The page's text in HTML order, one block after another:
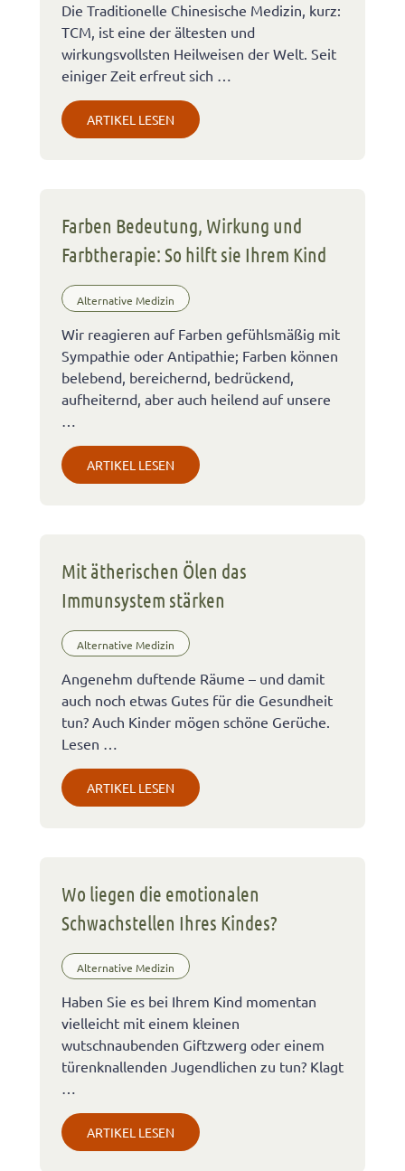
Die Traditionelle Chinesische Medizin, kurz:
TCM, ist eine der ältesten und
wirkungsvollsten Heilweisen der Welt. Seit
einiger Zeit erfreut sich …
ARTIKEL LESEN
Farben Bedeutung, Wirkung und
Farbtherapie: So hilft sie Ihrem Kind
Alternative Medizin
Wir reagieren auf Farben gefühlsmäßig mit
Sympathie oder Antipathie; Farben können
belebend, bereichernd, bedrückend,
aufheiternd, aber auch heilend auf unsere
ARTIKEL LESEN
Mit ätherischen Ölen das
Immunsystem stärken
Alternative Medizin
Angenehm duftende Räume – und damit
auch noch etwas Gutes für die Gesundheit
tun? Auch Kinder mögen schöne Gerüche.
Lesen …
ARTIKEL LESEN
Wo liegen die emotionalen
Schwachstellen Ihres Kindes?
Alternative Medizin
Haben Sie es bei Ihrem Kind momentan
vielleicht mit einem kleinen
wutschnaubenden Giftzwerg oder einem
türenknallenden Jugendlichen zu tun? Klagt
…
ARTIKEL LESEN